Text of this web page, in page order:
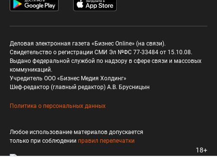
Деловая электронная газета «Бизнес Online» (на связи).
Свидетельство о регистрации СМИ Эл №ФС 77-33484 от 15.10.08.
Выдано федеральной службой по надзору в сфере связи и массовых
коммуникаций.
Учредитель ООО «Бизнес Медия Холдинг»
Шеф-редактор (главный редактор) А.В. Брусницын
Политика о персональных данных
Любое использование материалов допускается
только при соблюдении правил перепечатки
18+